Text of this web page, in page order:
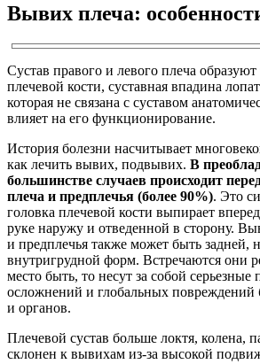
Вывих плеча:
Сустав правого и левого плеча образуют
плечевой кости, суставная впадина
которая не связана с суставом
влияет на его функционирование.
История болезни насчитывает
как лечить вывих, подвывих. В
большинстве случаев происходит
плеча и предплечья (более 90%). Это
головка плечевой кости выпирает
руке наружу и отведенной в сторону.
и предплечья также может быть задней,
внутригрудной форм. Встречаются они
место быть, то несут за собой серьезные
осложнений и глобальных повреждений
и органов.
Плечевой сустав больше локтя, колена,
склонен к вывихам из-за высокой